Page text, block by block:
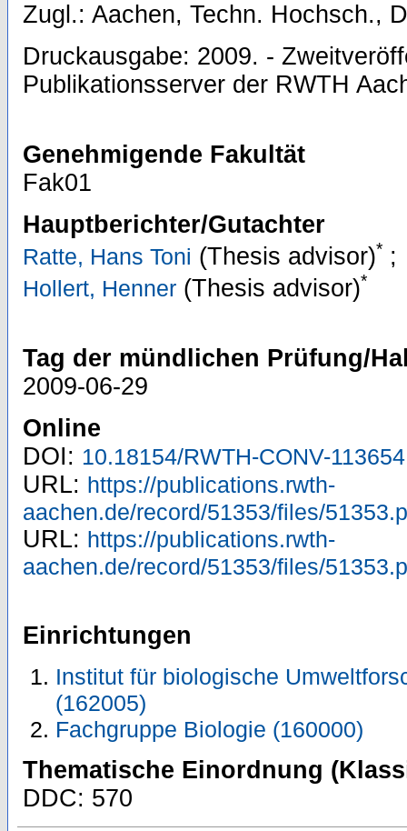
Zugl.: Aachen, Techn. Hochsch.,
Druckausgabe: 2009. -
Publikationsserver der RWTH
Genehmigende Fakultät
Fak01
Hauptberichter/Gutachter
Ratte, Hans Toni (Thesis advisor)* ;
Hollert, Henner (Thesis advisor)*
Tag der mündlichen Prüfung/
2009-06-29
Online
DOI: 10.18154/RWTH-CONV-113654
URL: https://publications.rwth-
aachen.de/record/51353/files/
URL: https://publications.rwth-
aachen.de/record/51353/files/
Einrichtungen
Institut für biologische
(162005)
Fachgruppe Biologie (160000)
Thematische Einordnung
DDC: 570